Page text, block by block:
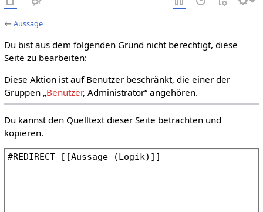
←Aussage
Du bist aus dem folgenden Grund nicht berechtigt, diese
Seite zu bearbeiten:
Diese Aktion ist auf Benutzer beschränkt, die einer der
Gruppen „Benutzer, Administrator“ angehören.
Du kannst den Quelltext dieser Seite betrachten und
kopieren.